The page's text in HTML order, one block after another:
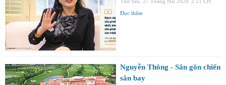
Đọc thêm
Nguyễn Thông - Sân gôn chiến
sân bay